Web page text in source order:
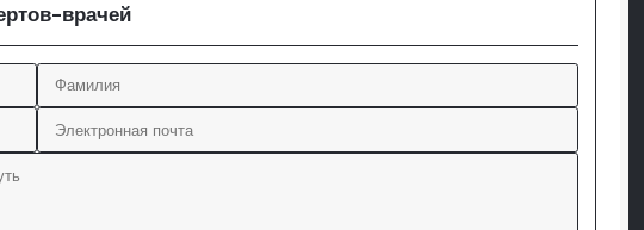
врачей